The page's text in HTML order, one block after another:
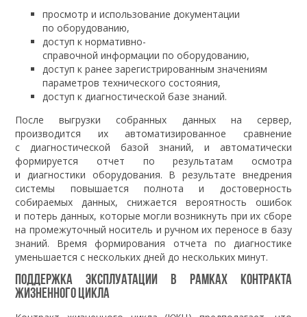
просмотр и использование документации
по оборудованию,
доступ к нормативно-
справочной информации по оборудованию,
доступ к ранее зарегистрированным значениям
параметров технического состояния,
доступ к диагностической базе знаний.
После выгрузки собранных данных на сервер,
производится их автоматизированное сравнение
с диагностической базой знаний, и автоматически
формируется отчет по результатам осмотра
и диагностики оборудования. В результате внедрения
системы повышается полнота и достоверность
собираемых данных, снижается вероятность ошибок
и потерь данных, которые могли возникнуть при их сборе
на промежуточный носитель и ручном их переносе в базу
знаний. Время формирования отчета по диагностике
уменьшается с нескольких дней до нескольких минут.
Поддержка эксплуатации в рамках контракта
жизненного цикла